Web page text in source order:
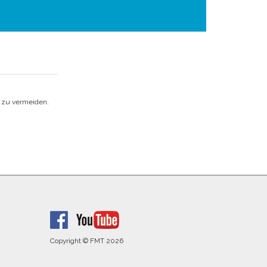
vermeiden.
Copyright © FMT 2026